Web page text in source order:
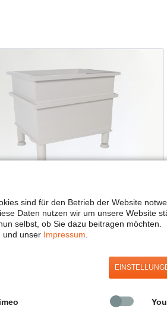
Galvanik-Behälter
ZUM PRODUKT
sind für den Betrieb der Website
Daten nutzen wir um unsere Website
selbst, ob Sie dazu beitragen möchten.
und unser Impressum